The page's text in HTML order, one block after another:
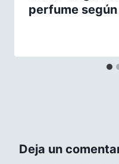
perfume
Deja un